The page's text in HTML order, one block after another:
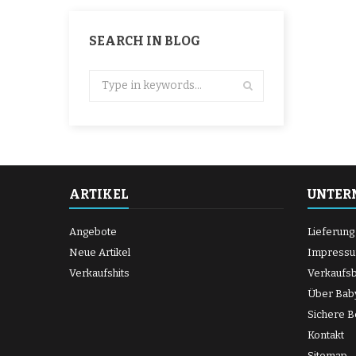
SEARCH IN BLOG
ARTIKEL
Angebote
Neue Artikel
Verkaufshits
Lieferung
Über
Sichere
Kontakt